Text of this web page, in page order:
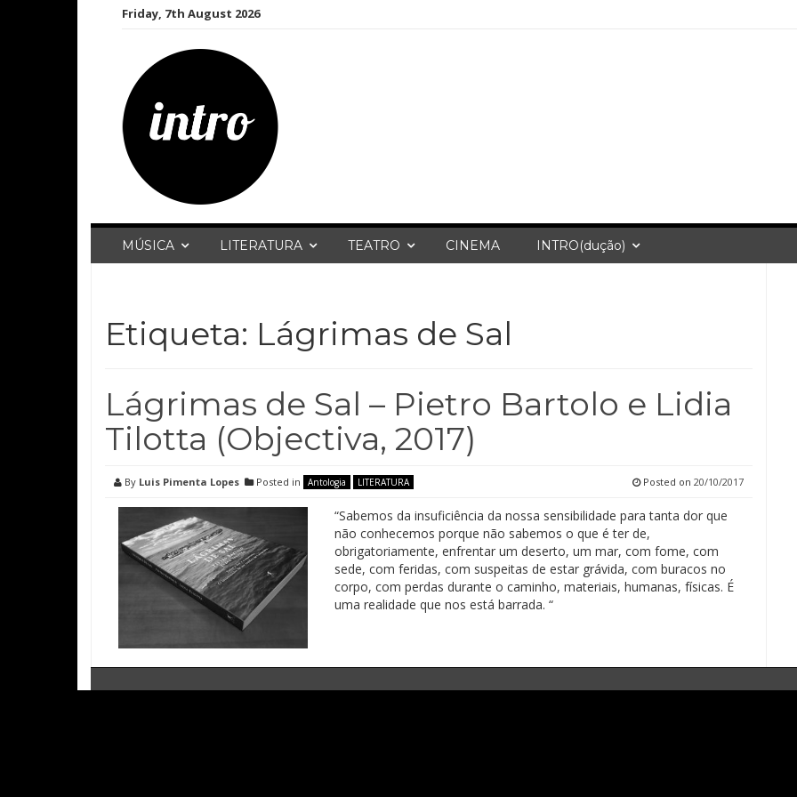
Friday, 7th August 2026
MÚSICA LITERATURA TEATRO CINEMA INTRO(dução)
Etiqueta: Lágrimas de Sal
Lágrimas de Sal – Pietro Bartolo e Lidia
Tilotta (Objectiva, 2017)
By Luis Pimenta Lopes Posted in Antologia LITERATURA Posted on 20/10/2017
“Sabemos da insuficiência da nossa sensibilidade para tanta dor que
não conhecemos porque não sabemos o que é ter de,
obrigatoriamente, enfrentar um deserto, um mar, com fome, com
sede, com feridas, com suspeitas de estar grávida, com buracos no
corpo, com perdas durante o caminho, materiais, humanas, físicas. É
uma realidade que nos está barrada. “